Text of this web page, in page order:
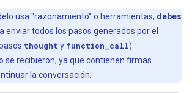
usa "razonamiento" o herramientas, debes
enviar todos los pasos generados por el
thought y function_call)
se recibieron, ya que contienen firmas
la conversación.